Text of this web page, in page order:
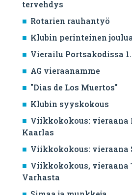
tervehdys
Rotarien rauhantyö
Klubin perinteinen
Vierailu Portsakodissa
AG vieraanamme
"Dias de Los Muertos"
Klubin syyskokous
Viikkokokous: vieraana
Kaarlas
Viikkokokous: vieraana
Viikkokokous, vieraana
Varhasta